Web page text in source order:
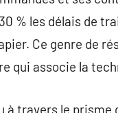
% les délais de
Ce genre de
qui associe la
à travers le prisme